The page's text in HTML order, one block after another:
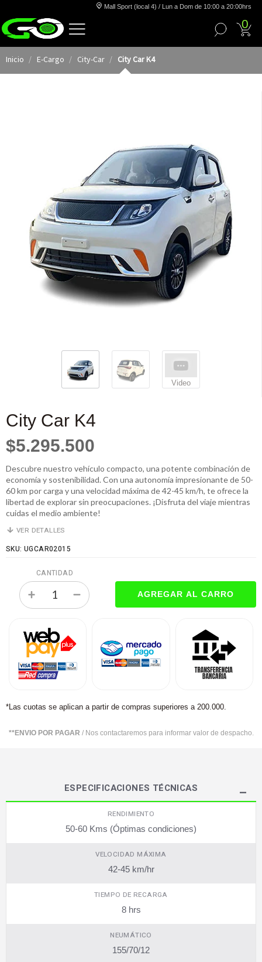
Mall Sport (local 4) / Lun a Dom de 10:00 a 20:00hrs
0
Inicio E-Cargo City-Car City Car K4
Video
City Car K4
$5.295.500
Descubre nuestro vehículo compacto, una potente combinación de
economía y sostenibilidad. Con una autonomía impresionante de 50-
60 km por carga y una velocidad máxima de 42-45 km/h, te ofrece la
libertad de explorar sin preocupaciones. ¡Disfruta del viaje mientras
cuidas el medio ambiente!
VER DETALLES
SKU: UGCAR02015
CANTIDAD
*Las cuotas se aplican a partir de compras superiores a 200.000.
**ENVIO POR PAGAR / Nos contactaremos para informar valor de despacho.
ESPECIFICACIONES TÉCNICAS
RENDIMIENTO
50-60 Kms (Óptimas condiciones)
VELOCIDAD MÁXIMA
42-45 km/hr
TIEMPO DE RECARGA
8 hrs
NEUMÁTICO
155/70/12